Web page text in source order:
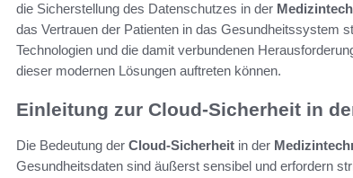
die Sicherstellung des Datenschutzes in der
das Vertrauen der Patienten in das Gesundheitssystem
Technologien und die damit verbundenen
dieser modernen Lösungen auftreten können.
Einleitung zur Cloud-Sicherheit in
Die Bedeutung der Cloud-Sicherheit in der
Gesundheitsdaten sind äußerst sensibel und erfordern